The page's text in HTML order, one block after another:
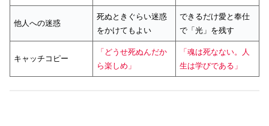
他人への迷惑
死ぬときぐらい迷惑
をかけてもよい
できるだけ愛と奉仕
で「光」を残す
キャッチコピー
「どうせ死ぬんだか
ら楽しめ」
「魂は死なない。人
生は学びである」